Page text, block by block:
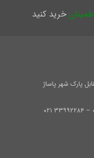
خرید کنید
پارک شهر پاساژ